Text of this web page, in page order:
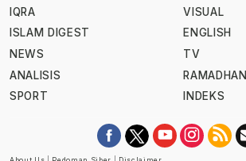
IQRA
ISLAM DIGEST
NEWS
ANALISIS
SPORT
VISUAL
ENGLISH
TV
RAMADHAN
INDEKS